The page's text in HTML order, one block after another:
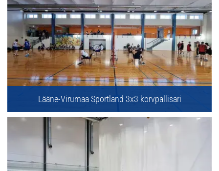
Lääne-Virumaa Sportland 3x3 korvpallisari